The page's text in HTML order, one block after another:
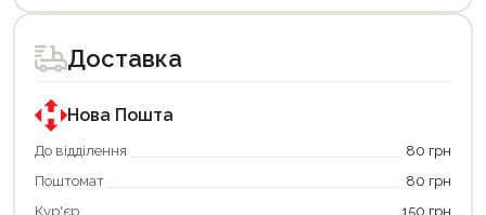
товар
для
покупки
державною
програмою
єКнига.
Використовуйте
карту
товар
для
покупки
державною
програмою
«Національний
кешбек».
покупку
Доставка
Нова Пошта
До відділення
80 грн
Поштомат
80 грн
Кур'єр
150 грн